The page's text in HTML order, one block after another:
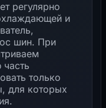
регулярно
и
шин. При
только
для которых